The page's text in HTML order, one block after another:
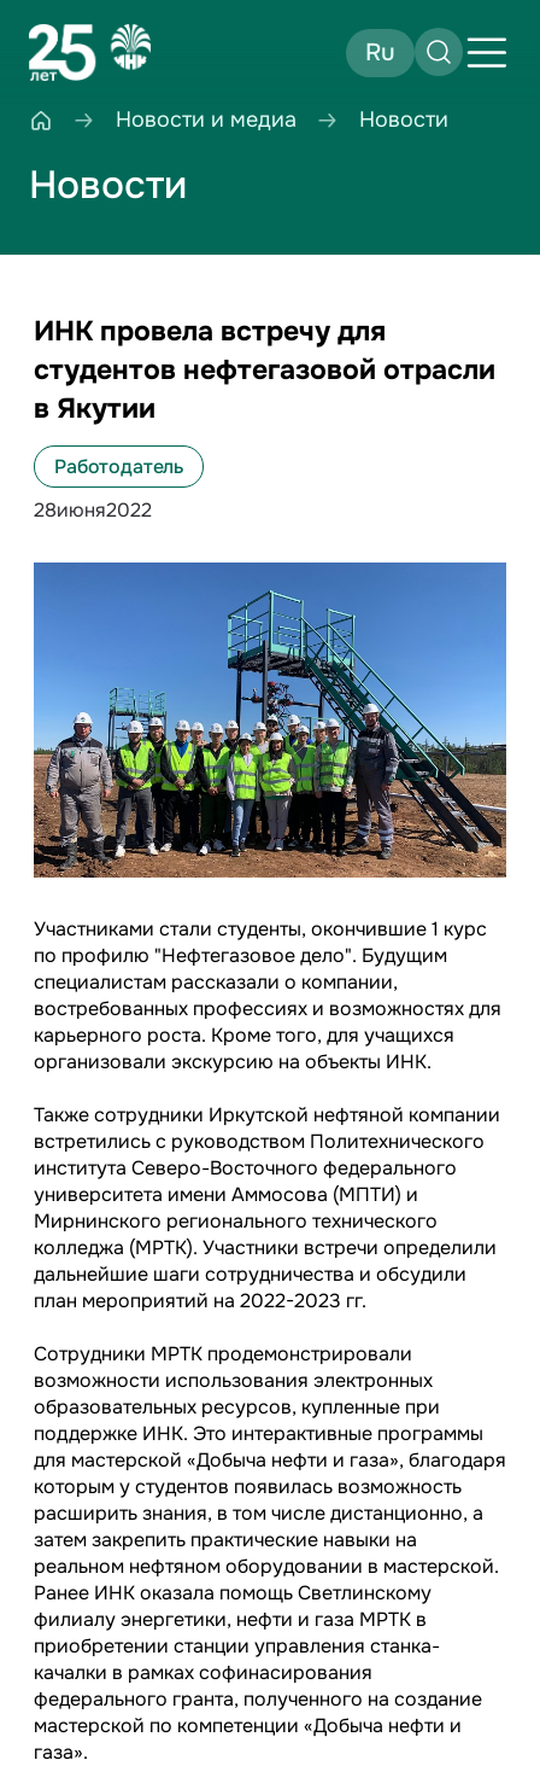
Ru
Новости и медиа Новости
Новости
ИНК провела встречу для
студентов нефтегазовой отрасли
в Якутии
Работодатель
28июня2022
Участниками стали студенты, окончившие 1 курс
по профилю "Нефтегазовое дело". Будущим
специалистам рассказали о компании,
востребованных профессиях и возможностях для
карьерного роста. Кроме того, для учащихся
организовали экскурсию на объекты ИНК.
Также сотрудники Иркутской нефтяной компании
встретились с руководством Политехнического
института Северо-Восточного федерального
университета имени Аммосова (МПТИ) и
Мирнинского регионального технического
колледжа (МРТК). Участники встречи определили
дальнейшие шаги сотрудничества и обсудили
план мероприятий на 2022-2023 гг.
Сотрудники МРТК продемонстрировали
возможности использования электронных
образовательных ресурсов, купленные при
поддержке ИНК. Это интерактивные программы
для мастерской «Добыча нефти и газа», благодаря
которым у студентов появилась возможность
расширить знания, в том числе дистанционно, а
затем закрепить практические навыки на
реальном нефтяном оборудовании в мастерской.
Ранее ИНК оказала помощь Светлинскому
филиалу энергетики, нефти и газа МРТК в
приобретении станции управления станка-
качалки в рамках софинасирования
федерального гранта, полученного на создание
мастерской по компетенции «Добыча нефти и
газа».